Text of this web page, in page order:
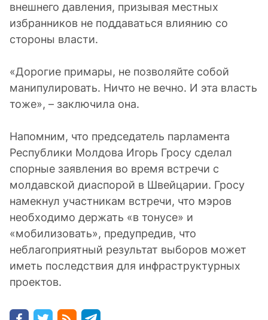
внешнего давления, призывая местных
избранников не поддаваться влиянию со
стороны власти.
«Дорогие примары, не позволяйте собой
манипулировать. Ничто не вечно. И эта власть
тоже», – заключила она.
Напомним, что председатель парламента
Республики Молдова Игорь Гросу сделал
спорные заявления во время встречи с
молдавской диаспорой в Швейцарии. Гросу
намекнул участникам встречи, что мэров
необходимо держать «в тонусе» и
«мобилизовать», предупредив, что
неблагоприятный результат выборов может
иметь последствия для инфраструктурных
проектов.